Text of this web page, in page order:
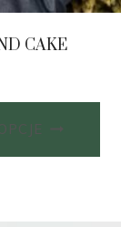
CAKE